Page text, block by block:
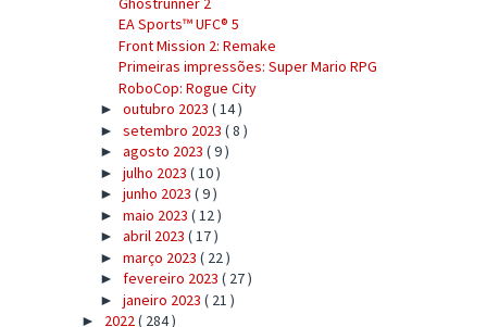
EA Sports™ UFC® 5
Front Mission 2: Remake
Primeiras impressões: Super Mario RPG
RoboCop: Rogue City
► outubro 2023 ( 14 )
► setembro 2023 ( 8 )
► agosto 2023 ( 9 )
► julho 2023 ( 10 )
► junho 2023 ( 9 )
► maio 2023 ( 12 )
► abril 2023 ( 17 )
► março 2023 ( 22 )
► fevereiro 2023 ( 27 )
► janeiro 2023 ( 21 )
► 2022( 284 )